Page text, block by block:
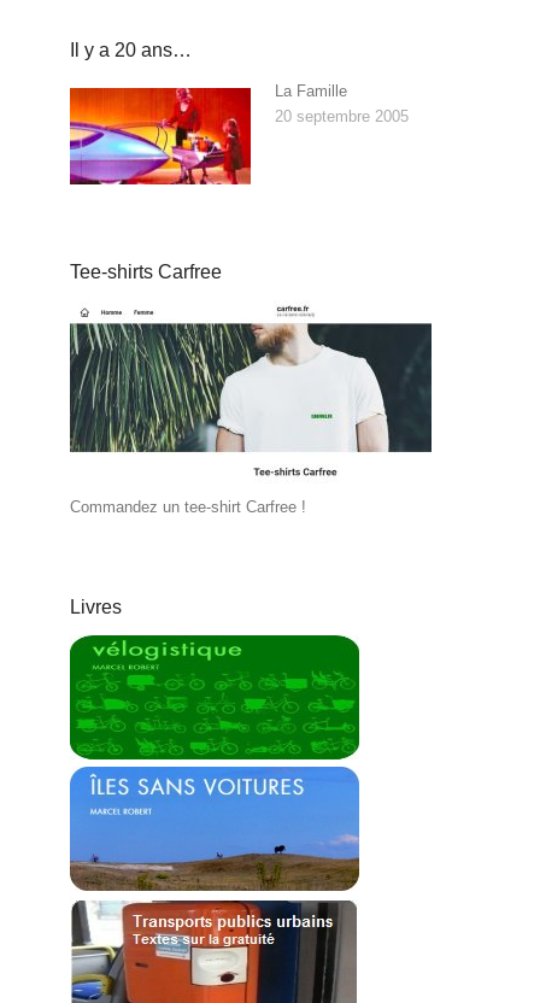
Il y a 20 ans…
La Famille
20 septembre 2005
Tee-shirts Carfree
Commandez un tee-shirt Carfree !
Livres